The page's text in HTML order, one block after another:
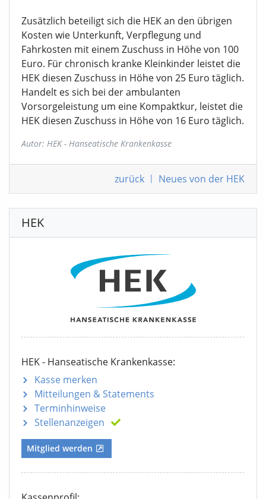
Zusätzlich beteiligt sich die HEK an den übrigen
Kosten wie Unterkunft, Verpflegung und
Fahrkosten mit einem Zuschuss in Höhe von 100
Euro. Für chronisch kranke Kleinkinder leistet die
HEK diesen Zuschuss in Höhe von 25 Euro täglich.
Handelt es sich bei der ambulanten
Vorsorgeleistung um eine Kompaktkur, leistet die
HEK diesen Zuschuss in Höhe von 16 Euro täglich.
Autor: HEK - Hanseatische Krankenkasse
zurück | Neues von der HEK
HEK
HEK - Hanseatische Krankenkasse:
Kasse merken
Mitteilungen & Statements
Terminhinweise
Stellenanzeigen
Mitglied werden